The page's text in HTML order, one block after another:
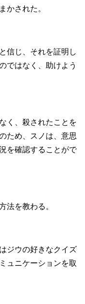
かされた。
信じ、それを証明し
ではなく、助けよう
く、殺されたことを
ため、スノは、意思
を確認することがで
法を教わる。
ジウの好きなクイズ
ュニケーションを取